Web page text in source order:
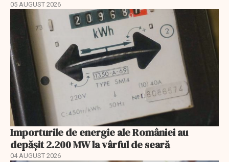
05 AUGUST 2026
Importurile de energie ale României au
depășit 2.200 MW la vârful de seară
04 AUGUST 2026